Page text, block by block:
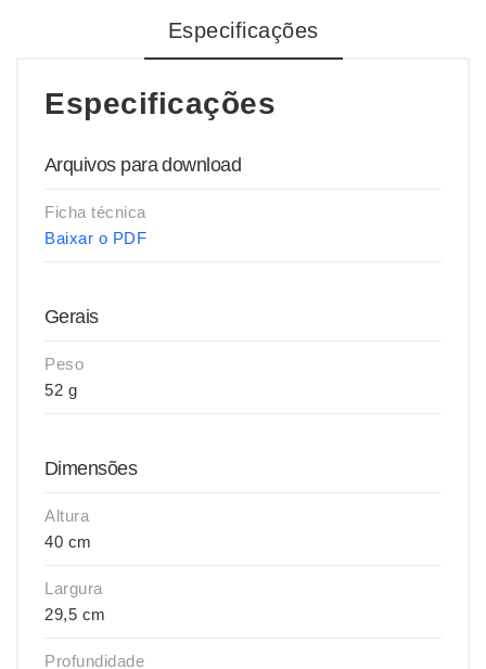
Especificações
Especificações
Arquivos para download
Ficha técnica
Baixar o PDF
Gerais
Peso
52 g
Dimensões
Altura
40 cm
Largura
29,5 cm
Profundidade